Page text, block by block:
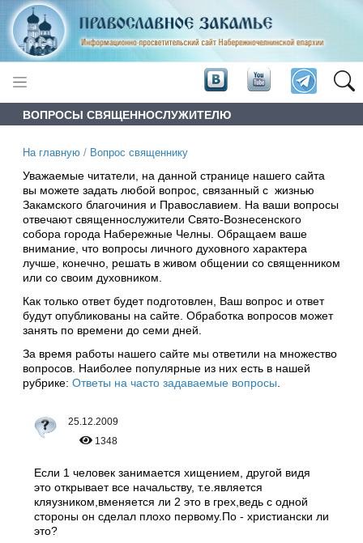
ВОПРОСЫ СВЯЩЕННОСЛУЖИТЕЛЮ
На главную / Вопрос священнику
Уважаемые читатели, на данной странице нашего сайта
вы можете задать любой вопрос, связанный с жизнью
Закамского благочиния и Православием. На ваши вопросы
отвечают священнослужители Свято-Вознесенского
собора города Набережные Челны. Обращаем ваше
внимание, что вопросы личного духовного характера
лучше, конечно, решать в живом общении со священником
или со своим духовником.
Как только ответ будет подготовлен, Ваш вопрос и ответ
будут опубликованы на сайте. Обработка вопросов может
занять по времени до семи дней.
За время работы нашего сайте мы ответили на множество
вопросов. Наиболее популярные из них есть в нашей
рубрике: Ответы на часто задаваемые вопросы
25.12.2009
1348
Если 1 человек занимается хищением, другой видя
это открывает все начальству, т.е.является
кляузником,вменяется ли 2 это в грех,ведь с одной
стороны он сделал плохо первому.По - христиански ли
это?